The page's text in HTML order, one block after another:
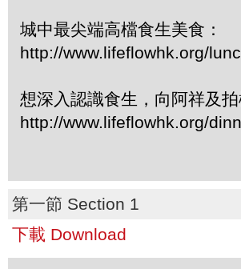
城中最尖端高檔食生美食：
http://www.lifeflowhk.org/
想深入認識食生，向阿祥及拍
http://www.lifeflowhk.org/
第一節 Section 1
下載 Download